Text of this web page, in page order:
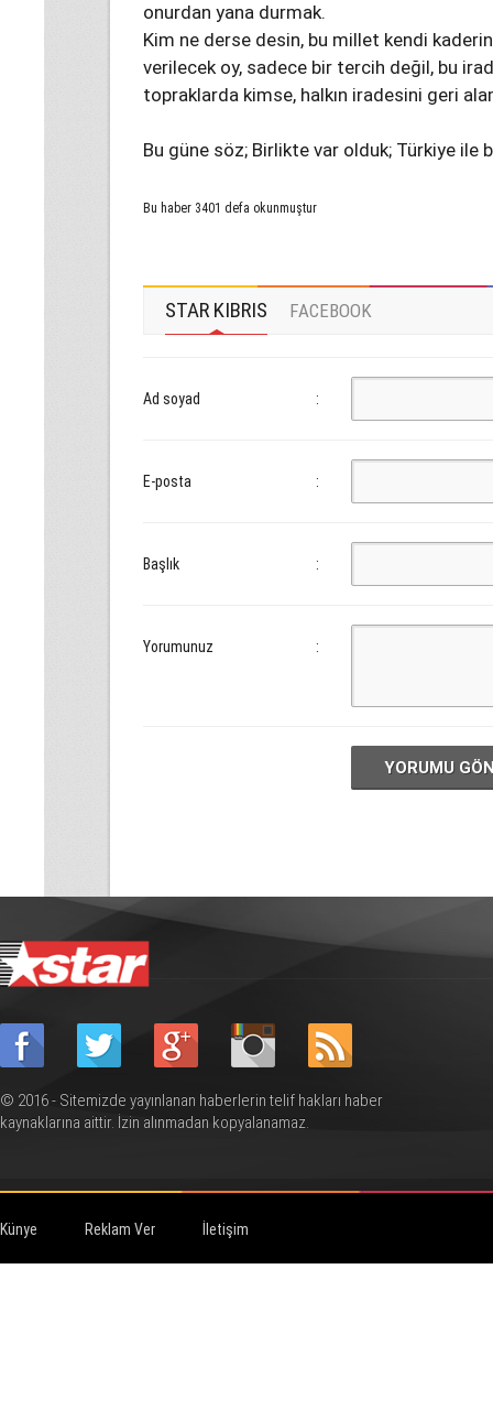
onurdan yana durmak.
Kim ne derse desin, bu millet kendi
verilecek oy, sadece bir tercih değil, bu
topraklarda kimse, halkın iradesini geri
Bu güne söz; Birlikte var olduk; Türkiye ile
Bu haber 3401 defa okunmuştur
STAR KIBRIS FACEBOOK
Ad soyad :
E-posta :
Başlık :
Yorumunuz :
YORUMU
© 2016 - Sitemizde yayınlanan haberlerin telif hakları haber
kaynaklarına aittir. İzin alınmadan kopyalanamaz.
Künye Reklam Ver İletişim